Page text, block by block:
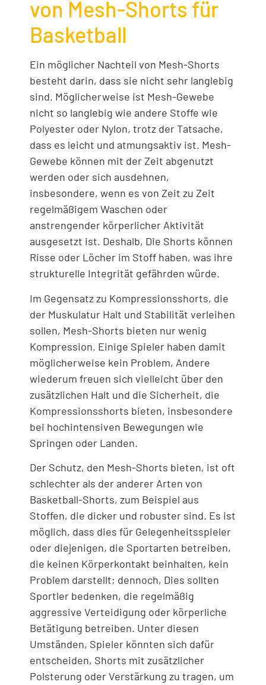
von Mesh-Shorts für
Basketball
Ein möglicher Nachteil von Mesh-Shorts
besteht darin, dass sie nicht sehr langlebig
sind. Möglicherweise ist Mesh-Gewebe
nicht so langlebig wie andere Stoffe wie
Polyester oder Nylon, trotz der Tatsache,
dass es leicht und atmungsaktiv ist. Mesh-
Gewebe können mit der Zeit abgenutzt
werden oder sich ausdehnen,
insbesondere, wenn es von Zeit zu Zeit
regelmäßigem Waschen oder
anstrengender körperlicher Aktivität
ausgesetzt ist. Deshalb, Die Shorts können
Risse oder Löcher im Stoff haben, was ihre
strukturelle Integrität gefährden würde.
Im Gegensatz zu Kompressionsshorts, die
der Muskulatur Halt und Stabilität verleihen
sollen, Mesh-Shorts bieten nur wenig
Kompression. Einige Spieler haben damit
möglicherweise kein Problem, Andere
wiederum freuen sich vielleicht über den
zusätzlichen Halt und die Sicherheit, die
Kompressionsshorts bieten, insbesondere
bei hochintensiven Bewegungen wie
Springen oder Landen.
Der Schutz, den Mesh-Shorts bieten, ist oft
schlechter als der anderer Arten von
Basketball-Shorts, zum Beispiel aus
Stoffen, die dicker und robuster sind. Es ist
möglich, dass dies für Gelegenheitsspieler
oder diejenigen, die Sportarten betreiben,
die keinen Körperkontakt beinhalten, kein
Problem darstellt; dennoch, Dies sollten
Sportler bedenken, die regelmäßig
aggressive Verteidigung oder körperliche
Betätigung betreiben. Unter diesen
Umständen, Spieler könnten sich dafür
entscheiden, Shorts mit zusätzlicher
Polsterung oder Verstärkung zu tragen, um